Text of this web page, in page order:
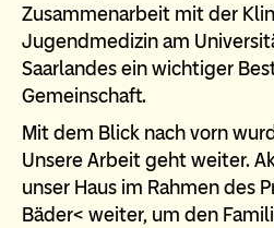
Zusammenarbeit mit der
Jugendmedizin am
Saarlandes ein wichtiger
Gemeinschaft.
Mit dem Blick nach vorn
Unsere Arbeit geht weiter.
unser Haus im Rahmen des
Bäder< weiter, um den